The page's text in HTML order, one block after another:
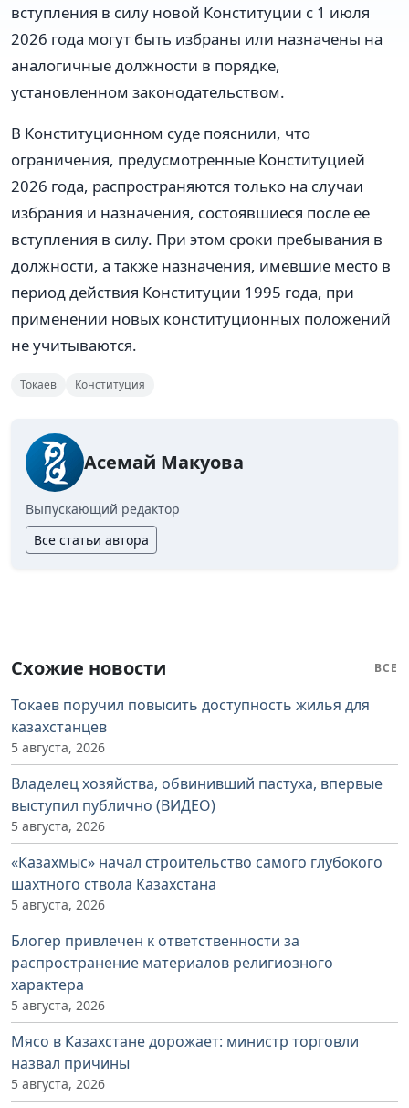
вступления в силу новой Конституции с 1 июля
2026 года могут быть избраны или назначены на
аналогичные должности в порядке,
установленном законодательством.
В Конституционном суде пояснили, что
ограничения, предусмотренные Конституцией
2026 года, распространяются только на случаи
избрания и назначения, состоявшиеся после ее
вступления в силу. При этом сроки пребывания в
должности, а также назначения, имевшие место в
период действия Конституции 1995 года, при
применении новых конституционных положений
не учитываются.
Токаев Конституция
Асемай Макуова
Выпускающий редактор
Все статьи автора
Схожие новости ВСЕ
Токаев поручил повысить доступность жилья для
казахстанцев
5 августа, 2026
Владелец хозяйства, обвинивший пастуха, впервые
выступил публично (ВИДЕО)
5 августа, 2026
«Казахмыс» начал строительство самого глубокого
шахтного ствола Казахстана
5 августа, 2026
Блогер привлечен к ответственности за
распространение материалов религиозного
характера
5 августа, 2026
Мясо в Казахстане дорожает: министр торговли
назвал причины
5 августа, 2026